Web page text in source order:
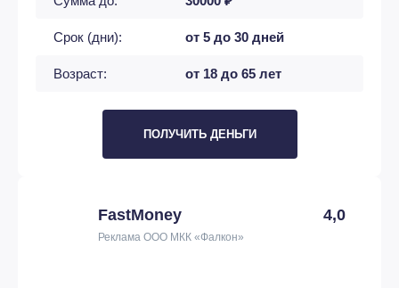
Срок (дни): от 5 до 30 дней
Возраст: от 18 до 65 лет
ПОЛУЧИТЬ ДЕНЬГИ
FastMoney 4,0
Реклама ООО МКК «Фалкон»